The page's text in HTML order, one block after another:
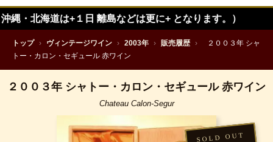
１日 離島などは更に+ となります。）
トップ › ヴィンテージワイン › 2003年 › 販売履歴 ›
２００３年 シャ
トー・カロン・セギュール 赤ワイン
２００３年 シャトー・カロン・セギュール 赤ワイン
Chateau Calon-Segur